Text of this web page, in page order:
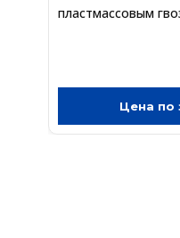
пластмассовым
Цена по